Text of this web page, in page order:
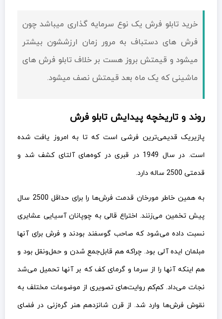
خرید تابلو فرش یک نوع سرمایه گذاری میباشد چون
فرش های دستباف به مرور زمان ارزششون بیشتر
میشود و قيمتش بروز هست بر خلاف تابلو فرش های
ماشینی که یک ماه بعد قيمتش نصف میشود.
روند و تاریخچه پیدایش تابلو فرش
پازیریک قدیمی‌ترین فرشی است که تا به امروز یافت شده
است. در سال 1949 در قبری در کوه‌های آلتای کشف شد و
قدمتی 2500 ساله دارد.
به همین خاطر مورخان قدمت فرش‌ها را برای حداقل 2500 سال
پیش تخمین می‌زنند. اختراع قالی به چوپانان آسیایی عشایری
نسبت داده می‌شود که صاحب گوسفند بودند و فرش برای آنها
مبلمان ایده آلی بود. چراکه هم قابل‌جمع شدن و حمل‌ونقل بود و
هم اینکه آنها را از سرما و گرمای کف که بر آنها تحمیل می‌شد
نجات می‌داد. کم‌کم روایت‌های تصویری از موضوعات مختلف به
نقوش فرش‌ها وارد شد. از قرن شانزدهم هنر گره‌زنی در فضای